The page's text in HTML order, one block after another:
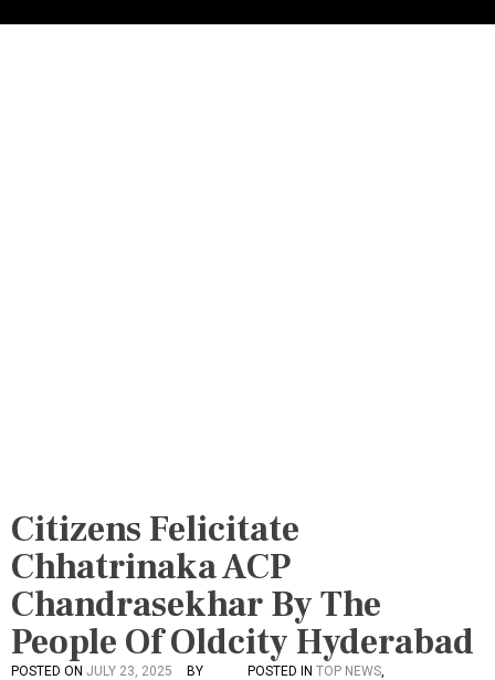
Citizens Felicitate
Chhatrinaka ACP
Chandrasekhar By The
People Of Oldcity Hyderabad
POSTED ON JULY 23, 2025
BY
POSTED IN TOP NEWS,